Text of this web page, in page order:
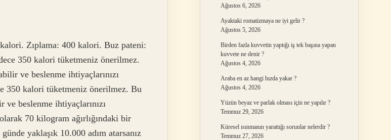
Zıplama: 400 kalori. Buz pateni:
350 kalori tüketmeniz önerilmez.
ve beslenme ihtiyaçlarınızı
350 kalori tüketmeniz önerilmez. Bu
beslenme ihtiyaçlarınızı
70 kilogram ağırlığındaki bir
yaklaşık 10.000 adım atarsanız
Ağustos 6, 2026
Ayaktaki romatizmaya ne iyi gelir ?
Ağustos 5, 2026
Birden fazla kuvvetin yaptığı iş tek başına yapan
kuvvete ne denir ?
Ağustos 4, 2026
Araba en az hangi hızda yakar ?
Ağustos 4, 2026
Yüzün beyaz ve parlak olması için ne yapılır ?
Temmuz 29, 2026
Küresel ısınmanın yarattığı sorunlar nelerdir ?
Temmuz 27, 2026